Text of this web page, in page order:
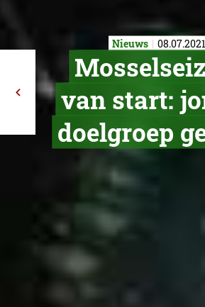
Nieuws 08.07.2021